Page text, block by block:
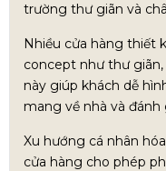
trường thư giãn và
Nhiều cửa hàng thiết
concept như thư
này giúp khách dễ
mang về nhà và đánh
Xu hướng cá nhân
cửa hàng cho phép